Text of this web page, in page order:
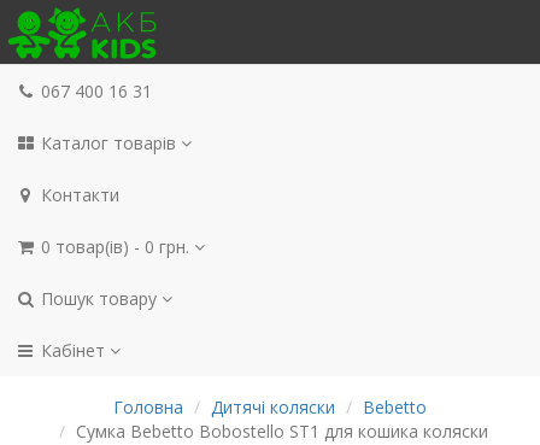
067 400 16 31
Каталог товарів
Контакти
0 товар(ів) - 0 грн.
Пошук товару
Кабінет
Головна Дитячі коляски
Bebetto
Сумка Bebetto Bobostello ST1 для кошика коляски